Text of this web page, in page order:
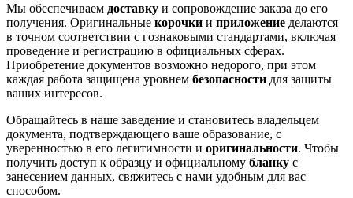
Мы обеспечиваем доставку и сопровождение заказа до его
получения. Оригинальные корочки и приложение делаются
в точном соответствии с гознаковыми стандартами, включая
проведение и регистрацию в официальных сферах.
Приобретение документов возможно недорого, при этом
каждая работа защищена уровнем безопасности для защиты
ваших интересов.
Обращайтесь в наше заведение и становитесь владельцем
документа, подтверждающего ваше образование, с
уверенностью в его легитимности и оригинальности. Чтобы
получить доступ к образцу и официальному бланку с
занесением данных, свяжитесь с нами удобным для вас
способом.